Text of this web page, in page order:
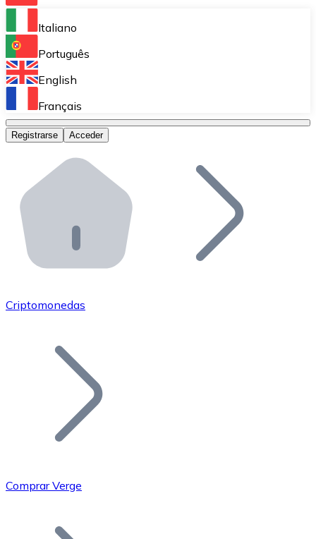
Bitnovo Ramp
Integra nuestra solución en tu plataforma.
Bitnovo Giftcards
Bitnovo OTC
Bitnovo ATM
Integra un ATM Bitnovo en tu negocio y permite que
Bitnovo API
Integra nuestra API en tu ecosistema.
Únete a nuestra red de distribuidores.
Añade tu proyecto a nuestro ecosistema.
Bitcoin
Italiano
Português
English
Français
Registrarse Acceder
Criptomonedas
Comprar Verge